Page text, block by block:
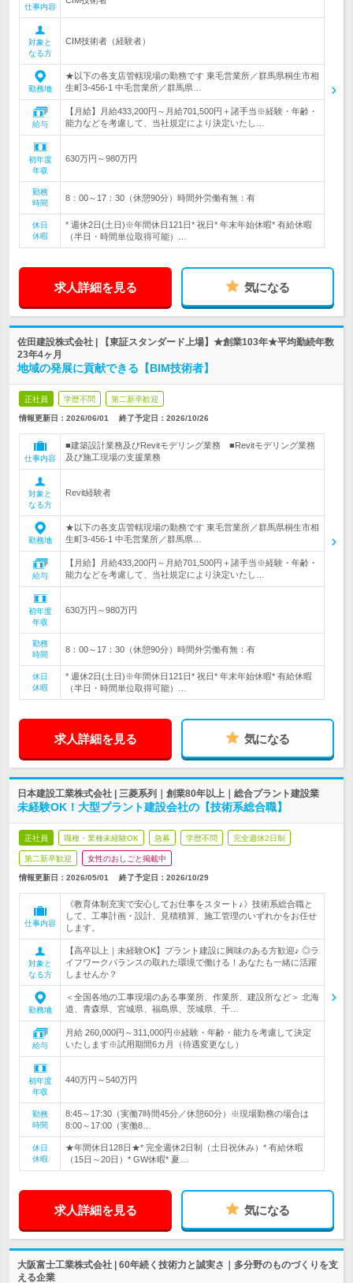
仕事内容
対象と
なる方
CIM技術者（経験者）
勤務地
★以下の各支店管轄現場の勤務です 東毛営業所／群馬県桐生市相
生町3-456-1 中毛営業所／群馬県…
給与
【月給】月給433,200円～月給701,500円＋諸手当※経験・年齢・
能力などを考慮して、当社規定により決定いたし…
初年度
年収
630万円～980万円
勤務
時間
8：00～17：30（休憩90分）時間外労働有無：有
休日
休暇
* 週休2日(土日)※年間休日121日* 祝日* 年末年始休暇* 有給休暇
（半日・時間単位取得可能）…
求人詳細を見る 気になる
佐田建設株式会社 | 【東証スタンダード上場】★創業103年★平均勤続年数
23年4ヶ月
地域の発展に貢献できる【BIM技術者】
正社員 学歴不問 第二新卒歓迎
情報更新日：2026/06/01 終了予定日： 2026/10/26
仕事内容
■建築設計業務及びRevitモデリング業務 ■Revitモデリング業務
及び施工現場の支援業務
対象と
なる方
Revit経験者
勤務地
★以下の各支店管轄現場の勤務です 東毛営業所／群馬県桐生市相
生町3-456-1 中毛営業所／群馬県…
給与
【月給】月給433,200円～月給701,500円＋諸手当※経験・年齢・
能力などを考慮して、当社規定により決定いたし…
初年度
年収
630万円～980万円
勤務
時間
8：00～17：30（休憩90分）時間外労働有無：有
休日
休暇
* 週休2日(土日)※年間休日121日* 祝日* 年末年始休暇* 有給休暇
（半日・時間単位取得可能）…
求人詳細を見る 気になる
日本建設工業株式会社 | 三菱系列｜創業80年以上｜総合プラント建設業
未経験OK！大型プラント建設会社の【技術系総合職】
正社員 職種・業種未経験OK 急募 学歴不問 完全週休2日制
第二新卒歓迎 女性のおしごと掲載中
情報更新日：2026/05/01 終了予定日： 2026/10/29
仕事内容
《教育体制充実で安心してお仕事をスタート♪》技術系総合職と
して、工事計画・設計、見積積算、施工管理のいずれかをお任せ
します。
対象と
なる方
【高卒以上｜未経験OK】プラント建設に興味のある方歓迎♪ ◎ラ
イフワークバランスの取れた環境で働ける！あなたも一緒に活躍
しませんか？
勤務地
＜全国各地の工事現場のある事業所、作業所、建設所など＞ 北海
道、青森県、宮城県、福島県、茨城県、千…
給与
月給 260,000円～311,000円※経験・年齢・能力を考慮して決定
いたします※試用期間6カ月（待遇変更なし）
初年度
年収
440万円～540万円
勤務
時間
8:45～17:30（実働7時間45分／休憩60分）※現場勤務の場合は
8:00～17:00（実働8…
休日
休暇
★年間休日128日★* 完全週休2日制（土日祝休み）* 有給休暇
（15日～20日）* GW休暇* 夏…
求人詳細を見る 気になる
大阪富士工業株式会社 | 60年続く技術力と誠実さ｜多分野のものづくりを支
える企業